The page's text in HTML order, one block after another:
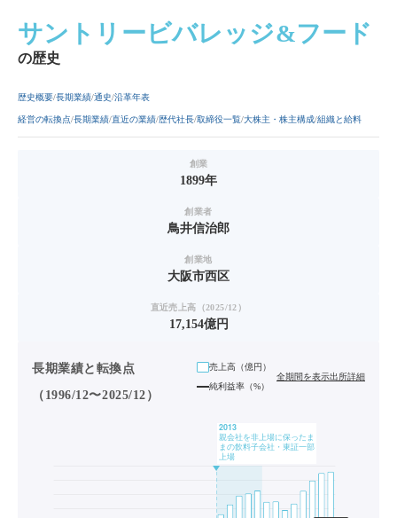
サントリービバレッジ&フード
の歴史
歴史概要 長期業績 通史 沿革年表
経営の転換点 長期業績 直近の業績 歴代社長 取締役一覧 大株主・株主構成 組織と給料
創業
1899年
創業者
鳥井信治郎
創業地
大阪市西区
直近売上高（2025/12）
17,154億円
長期業績と転換点
（1996/12〜2025/12）
売上高（億円）
純利益率（%）
全期間を表示出所詳細